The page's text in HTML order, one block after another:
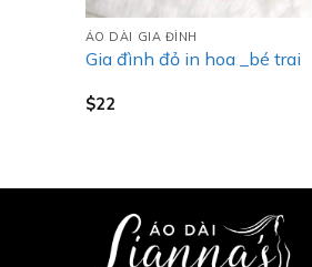
ÁO DÀI GIA ĐÌNH
Gia đình đỏ in hoa _bé trai
$22